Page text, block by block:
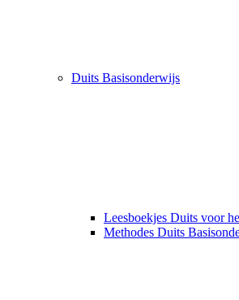
Duits Basisonderwijs
Leesboekjes Duits voor
Methodes Duits